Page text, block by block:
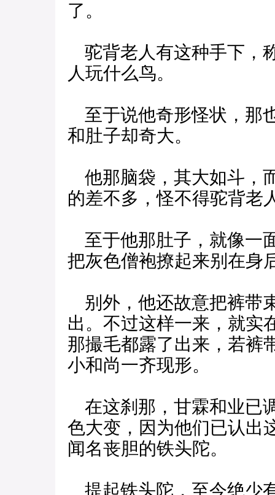
了。
驼背老人有这种手下，
人玩什么鸟。
至于说他奇形怪状，那
和肚子却奇大。
他那脑袋，其大如斗，
的差不多，怪不得驼背老
至于他那肚子，就像一
把灰色僧袍撩起来别在身
别外，他还故意把裤带
出。不过这样一来，就实
那撮毛都露了出来，若裤
小和尚一齐现形。
在这刹那，甘霖和业已
色大变，因为他们已认出
闻名丧胆的铁头陀。
提起铁头陀，至今绝少